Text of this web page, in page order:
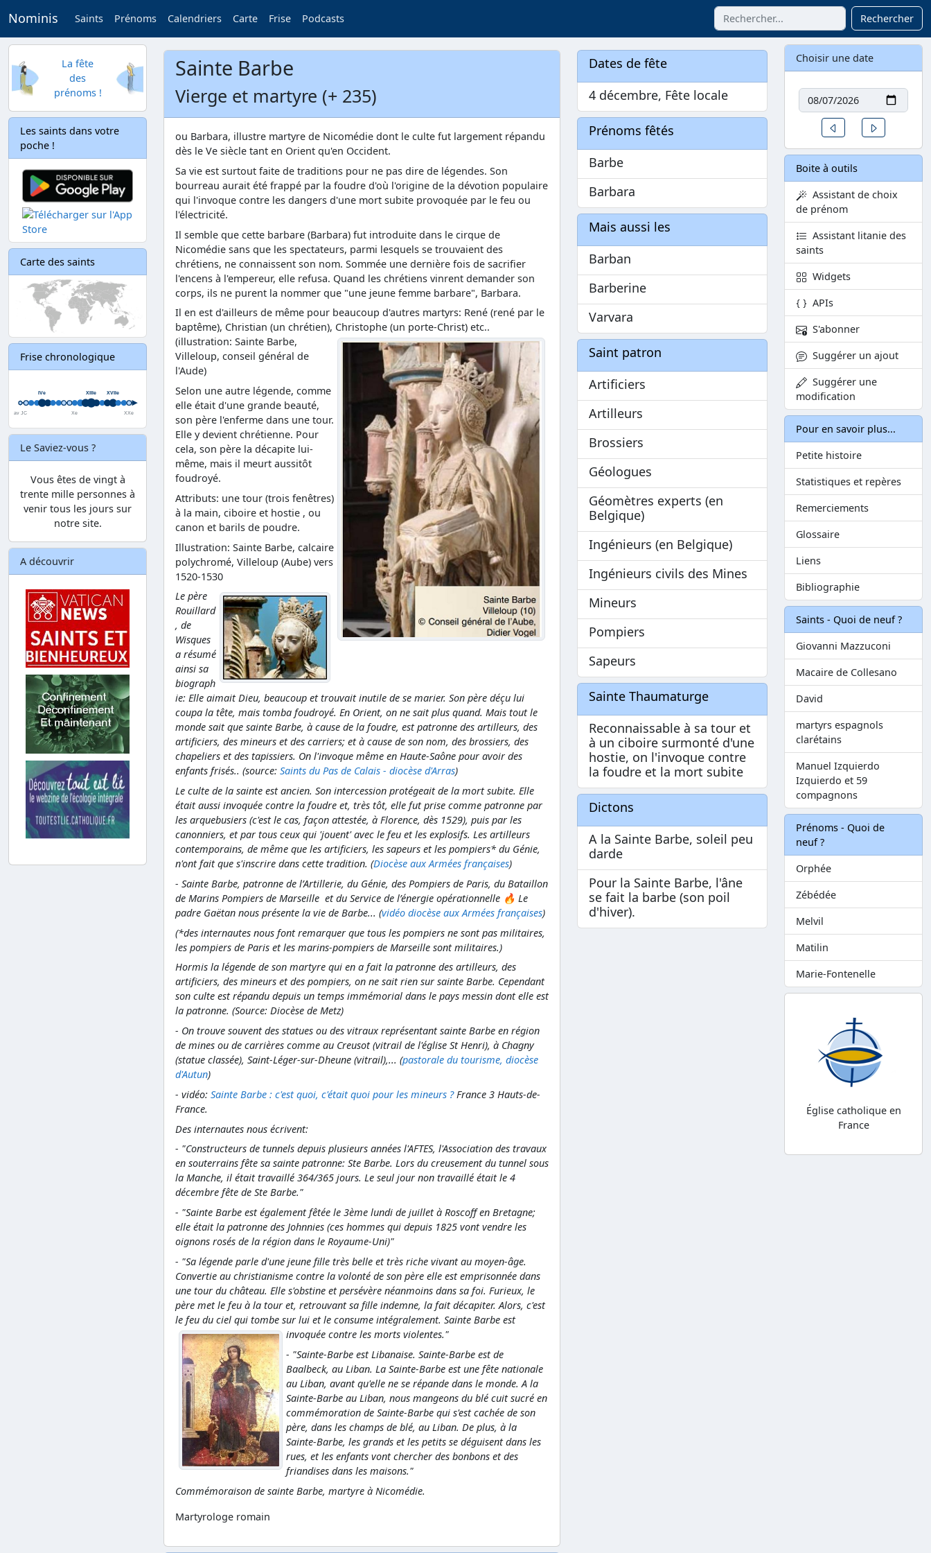
Nominis Saints Prénoms Calendriers Carte Frise Podcasts Rechercher
La fête
des
prénoms !
Les saints dans votre
poche !
Carte des saints
Frise chronologique
Le Saviez-vous ?
Vous êtes de vingt à
trente mille personnes à
venir tous les jours sur
notre site.
A découvrir
Sainte Barbe
Vierge et martyre (+ 235)
ou Barbara, illustre martyre de Nicomédie dont le culte fut largement répandu
dès le Ve siècle tant en Orient qu'en Occident.
Sa vie est surtout faite de traditions pour ne pas dire de légendes. Son
bourreau aurait été frappé par la foudre d'où l'origine de la dévotion populaire
qui l'invoque contre les dangers d'une mort subite provoquée par le feu ou
l'électricité.
Il semble que cette barbare (Barbara) fut introduite dans le cirque de
Nicomédie sans que les spectateurs, parmi lesquels se trouvaient des
chrétiens, ne connaissent son nom. Sommée une dernière fois de sacrifier
l'encens à l'empereur, elle refusa. Quand les chrétiens vinrent demander son
corps, ils ne purent la nommer que "une jeune femme barbare", Barbara.
Il en est d'ailleurs de même pour beaucoup d'autres martyrs: René (rené par le
baptême), Christian (un chrétien), Christophe (un porte-Christ) etc..
(illustration: Sainte Barbe,
Villeloup, conseil général de
l'Aude)
Selon une autre légende, comme
elle était d'une grande beauté,
son père l'enferme dans une tour.
Elle y devient chrétienne. Pour
cela, son père la décapite lui-
même, mais il meurt aussitôt
foudroyé.
Attributs: une tour (trois fenêtres)
à la main, ciboire et hostie , ou
canon et barils de poudre.
Illustration: Sainte Barbe, calcaire
polychromé, Villeloup (Aube) vers
1520-1530
Le père
Rouillard
, de
Wisques
a résumé
ainsi sa
biograph
ie: Elle aimait Dieu, beaucoup et trouvait inutile de se marier. Son père déçu lui
coupa la tête, mais tomba foudroyé. En Orient, on ne sait plus quand. Mais tout le
monde sait que sainte Barbe, à cause de la foudre, est patronne des artilleurs, des
artificiers, des mineurs et des carriers; et à cause de son nom, des brossiers, des
chapeliers et des tapissiers. On l'invoque même en Haute-Saône pour avoir des
enfants frisés.. (source: Saints du Pas de Calais - diocèse d'Arras)
Le culte de la sainte est ancien. Son intercession protégeait de la mort subite. Elle
était aussi invoquée contre la foudre et, très tôt, elle fut prise comme patronne par
les arquebusiers (c'est le cas, façon attestée, à Florence, dès 1529), puis par les
canonniers, et par tous ceux qui 'jouent' avec le feu et les explosifs. Les artilleurs
contemporains, de même que les artificiers, les sapeurs et les pompiers* du Génie,
n'ont fait que s'inscrire dans cette tradition. (Diocèse aux Armées françaises)
- Sainte Barbe, patronne de l’Artillerie, du Génie, des Pompiers de Paris, du Bataillon
de Marins Pompiers de Marseille et du Service de l’énergie opérationnelle 🔥 Le
padre Gaëtan nous présente la vie de Barbe... (vidéo diocèse aux Armées françaises)
(*des internautes nous font remarquer que tous les pompiers ne sont pas militaires,
les pompiers de Paris et les marins-pompiers de Marseille sont militaires.)
Hormis la légende de son martyre qui en a fait la patronne des artilleurs, des
artificiers, des mineurs et des pompiers, on ne sait rien sur sainte Barbe. Cependant
son culte est répandu depuis un temps immémorial dans le pays messin dont elle est
la patronne. (Source: Diocèse de Metz)
- On trouve souvent des statues ou des vitraux représentant sainte Barbe en région
de mines ou de carrières comme au Creusot (vitrail de l'église St Henri), à Chagny
(statue classée), Saint-Léger-sur-Dheune (vitrail),... (pastorale du tourisme, diocèse
d'Autun)
- vidéo: Sainte Barbe : c'est quoi, c'était quoi pour les mineurs ?France 3 Hauts-de-
France.
Des internautes nous écrivent:
- "Constructeurs de tunnels depuis plusieurs années l'AFTES, l'Association des travaux
en souterrains fête sa sainte patronne: Ste Barbe. Lors du creusement du tunnel sous
la Manche, il était travaillé 364/365 jours. Le seul jour non travaillé était le 4
décembre fête de Ste Barbe."
- "Sainte Barbe est également fêtée le 3ème lundi de juillet à Roscoff en Bretagne;
elle était la patronne des Johnnies (ces hommes qui depuis 1825 vont vendre les
oignons rosés de la région dans le Royaume-Uni)"
- "Sa légende parle d'une jeune fille très belle et très riche vivant au moyen-âge.
Convertie au christianisme contre la volonté de son père elle est emprisonnée dans
une tour du château. Elle s'obstine et persévère néanmoins dans sa foi. Furieux, le
père met le feu à la tour et, retrouvant sa fille indemne, la fait décapiter. Alors, c'est
le feu du ciel qui tombe sur lui et le consume intégralement. Sainte Barbe est
invoquée contre les morts violentes."
- "Sainte-Barbe est Libanaise. Sainte-Barbe est de
Baalbeck, au Liban. La Sainte-Barbe est une fête nationale
au Liban, avant qu'elle ne se répande dans le monde. A la
Sainte-Barbe au Liban, nous mangeons du blé cuit sucré en
commémoration de Sainte-Barbe qui s'est cachée de son
père, dans les champs de blé, au Liban. De plus, à la
Sainte-Barbe, les grands et les petits se déguisent dans les
rues, et les enfants vont chercher des bonbons et des
friandises dans les maisons."
Commémoraison de sainte Barbe, martyre à Nicomédie.
Martyrologe romain
Dates de fête
4 décembre, Fête locale
Prénoms fêtés
Barbe
Barbara
Mais aussi les
Barban
Barberine
Varvara
Saint patron
Artificiers
Artilleurs
Brossiers
Géologues
Géomètres experts (en
Belgique)
Ingénieurs (en Belgique)
Ingénieurs civils des Mines
Mineurs
Pompiers
Sapeurs
Sainte Thaumaturge
Reconnaissable à sa tour et
à un ciboire surmonté d'une
hostie, on l'invoque contre
la foudre et la mort subite
Dictons
A la Sainte Barbe, soleil peu
darde
Pour la Sainte Barbe, l'âne
se fait la barbe (son poil
d'hiver).
Choisir une date
Date
Un jour avant
Boite à outils
Assistant de choix
de prénom
Assistant litanie des
saints
Widgets
APIs
S'abonner
Suggérer un ajout
Suggérer une
modification
Pour en savoir plus...
Petite histoire
Statistiques et repères
Remerciements
Glossaire
Liens
Bibliographie
Saints - Quoi de neuf ?
Giovanni Mazzuconi
Macaire de Collesano
David
martyrs espagnols
clarétains
Manuel Izquierdo
Izquierdo et 59
compagnons
Prénoms - Quoi de
neuf ?
Orphée
Zébédée
Melvil
Matilin
Marie-Fontenelle
Église catholique en
France